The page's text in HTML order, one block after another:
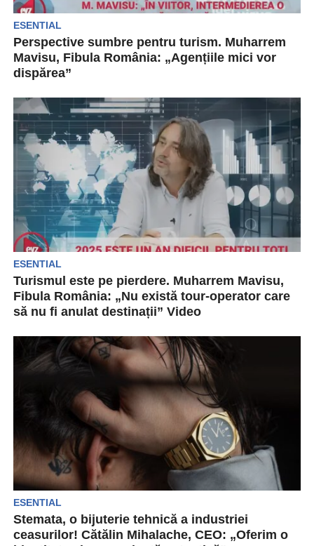
ESENTIAL
Perspective sumbre pentru turism. Muharrem
Mavisu, Fibula România: „Agențiile mici vor
dispărea”
nu a reușit încă să revină la rezultatele
obținute...
ESENTIAL
Turismul este pe pierdere. Muharrem Mavisu,
Fibula România: „Nu există tour-operator care
să nu fi anulat destinații” Video
este unul dintre cele mai dificile sezoane din
ultimii cinci...
ESENTIAL
Stemata, o bijuterie tehnică a industriei
ceasurilor! Cătălin Mihalache, CEO: „Oferim o